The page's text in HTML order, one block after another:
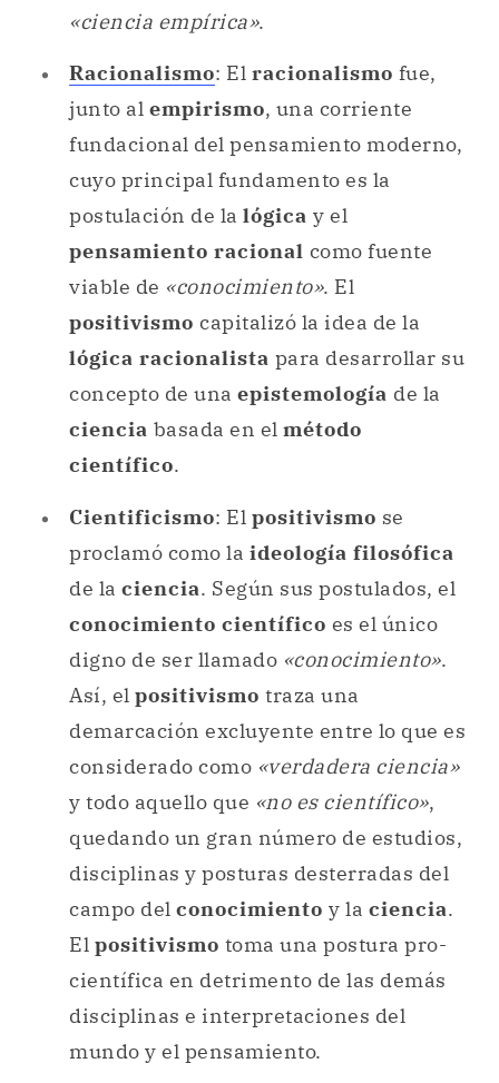
«ciencia empírica».
Racionalismo: El racionalismo fue,
junto al empirismo, una corriente
fundacional del pensamiento moderno,
cuyo principal fundamento es la
postulación de la lógica y el
pensamiento racional como fuente
viable de «conocimiento». El
positivismo capitalizó la idea de la
lógica racionalista para desarrollar su
concepto de una epistemología de la
ciencia basada en el método
científico.
Cientificismo: El positivismo se
proclamó como la ideología filosófica
de la ciencia. Según sus postulados, el
conocimiento científico es el único
digno de ser llamado «conocimiento».
Así, el positivismo traza una
demarcación excluyente entre lo que es
considerado como «verdadera ciencia»
y todo aquello que «no es científico»,
quedando un gran número de estudios,
disciplinas y posturas desterradas del
campo del conocimiento y la ciencia.
El positivismo toma una postura pro-
científica en detrimento de las demás
disciplinas e interpretaciones del
mundo y el pensamiento.